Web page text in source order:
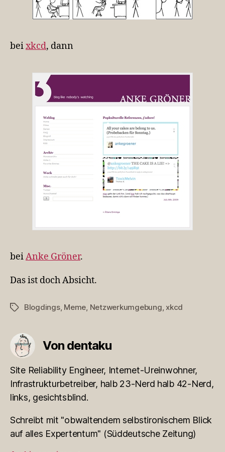
beixkcd, dann
beiAnke Gröner.
Das ist doch Absicht.
Schlagwörter
Blogdings, Meme, Netzwerkumgebung, xkcd
Von dentaku
Site Reliability Engineer, Internet-Ureinwohner,
Infrastrukturbetreiber, halb 23-Nerd halb 42-Nerd,
links, gesichtsblind.
Schreibt mit "obwaltendem selbstironischem Blick
auf alles Expertentum" (Süddeutsche Zeitung)